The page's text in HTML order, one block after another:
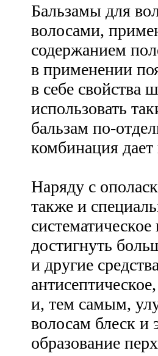
Бальзамы для
волосами,
содержанием
в применении
в себе свойства
использовать
бальзам по-
комбинация
Наряду с
также и
достигнуть
и другие
и, тем самым,
волосам блеск и
образование